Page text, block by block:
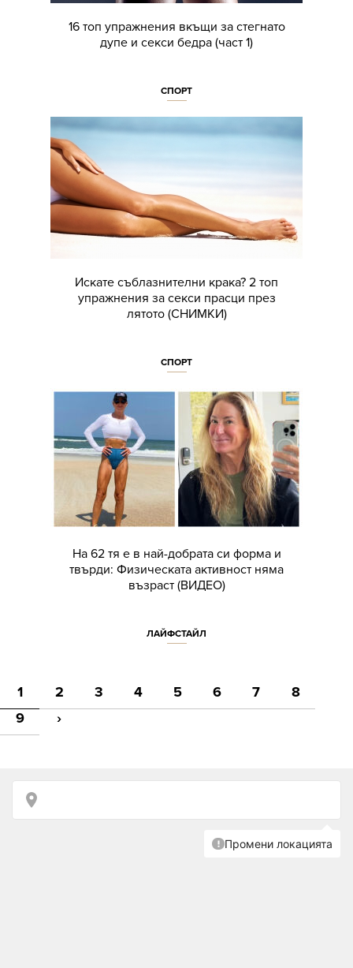
16 топ упражнения вкъщи за стегнато
дупе и секси бедра (част 1)
СПОРТ
Искате съблазнителни крака? 2 топ
упражнения за секси прасци през
лятото (СНИМКИ)
СПОРТ
На 62 тя е в най-добрата си форма и
твърди: Физическата активност няма
възраст (ВИДЕО)
ЛАЙФСТАЙЛ
1 2 3 4 5 6 7
8
9
›